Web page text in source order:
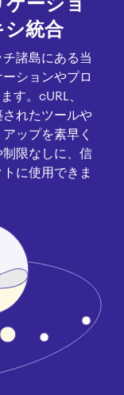
統合
諸島にある当
ションやプロ
す。cURL、
れたツールや
ップを素早く
限なしに、信
に使用できま